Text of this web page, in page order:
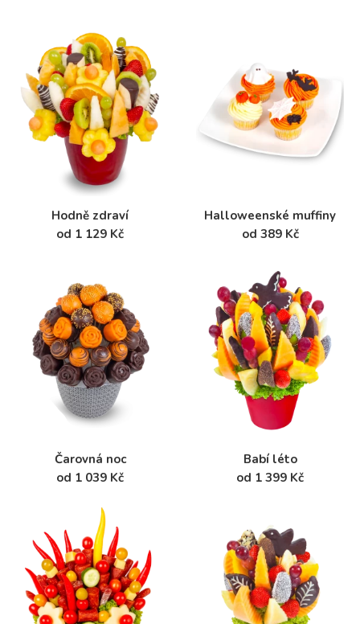
Hodně zdraví
od 1 129 Kč
Halloweenské muffiny
od 389 Kč
Čarovná noc
od 1 039 Kč
Babí léto
od 1 399 Kč